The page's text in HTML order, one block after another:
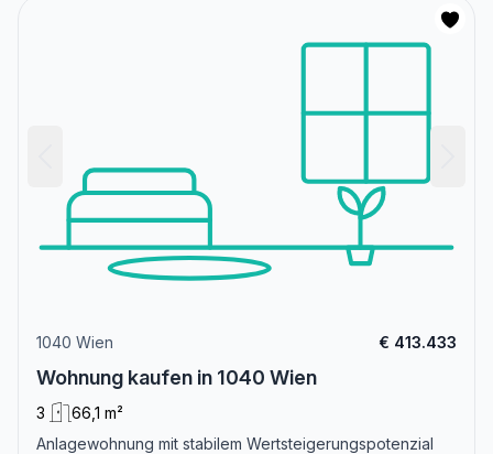
1040 Wien € 413.433
Wohnung kaufen in 1040 Wien
3
66,1 m²
Anlagewohnung mit stabilem Wertsteigerungspotenzial